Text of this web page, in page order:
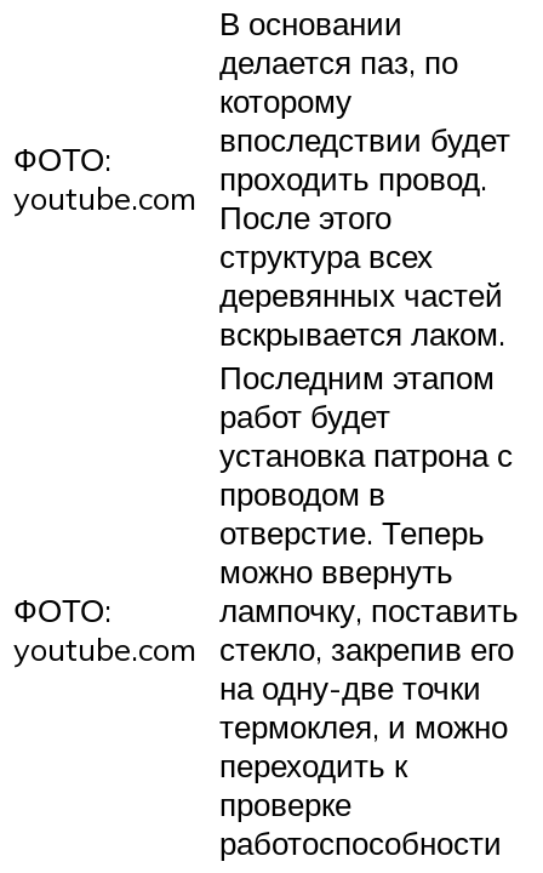
ФОТО:
youtube.com
В основании
делается паз, по
которому
впоследствии будет
проходить провод.
После этого
структура всех
деревянных частей
вскрывается лаком.
ФОТО:
youtube.com
Последним этапом
работ будет
установка патрона с
проводом в
отверстие. Теперь
можно ввернуть
лампочку, поставить
стекло, закрепив его
на одну-две точки
термоклея, и можно
переходить к
проверке
работоспособности